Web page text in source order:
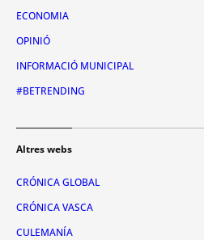
ECONOMIA
OPINIÓ
INFORMACIÓ MUNICIPAL
#BETRENDING
Altres webs
CRÓNICA GLOBAL
CRÓNICA VASCA
CULEMANÍA